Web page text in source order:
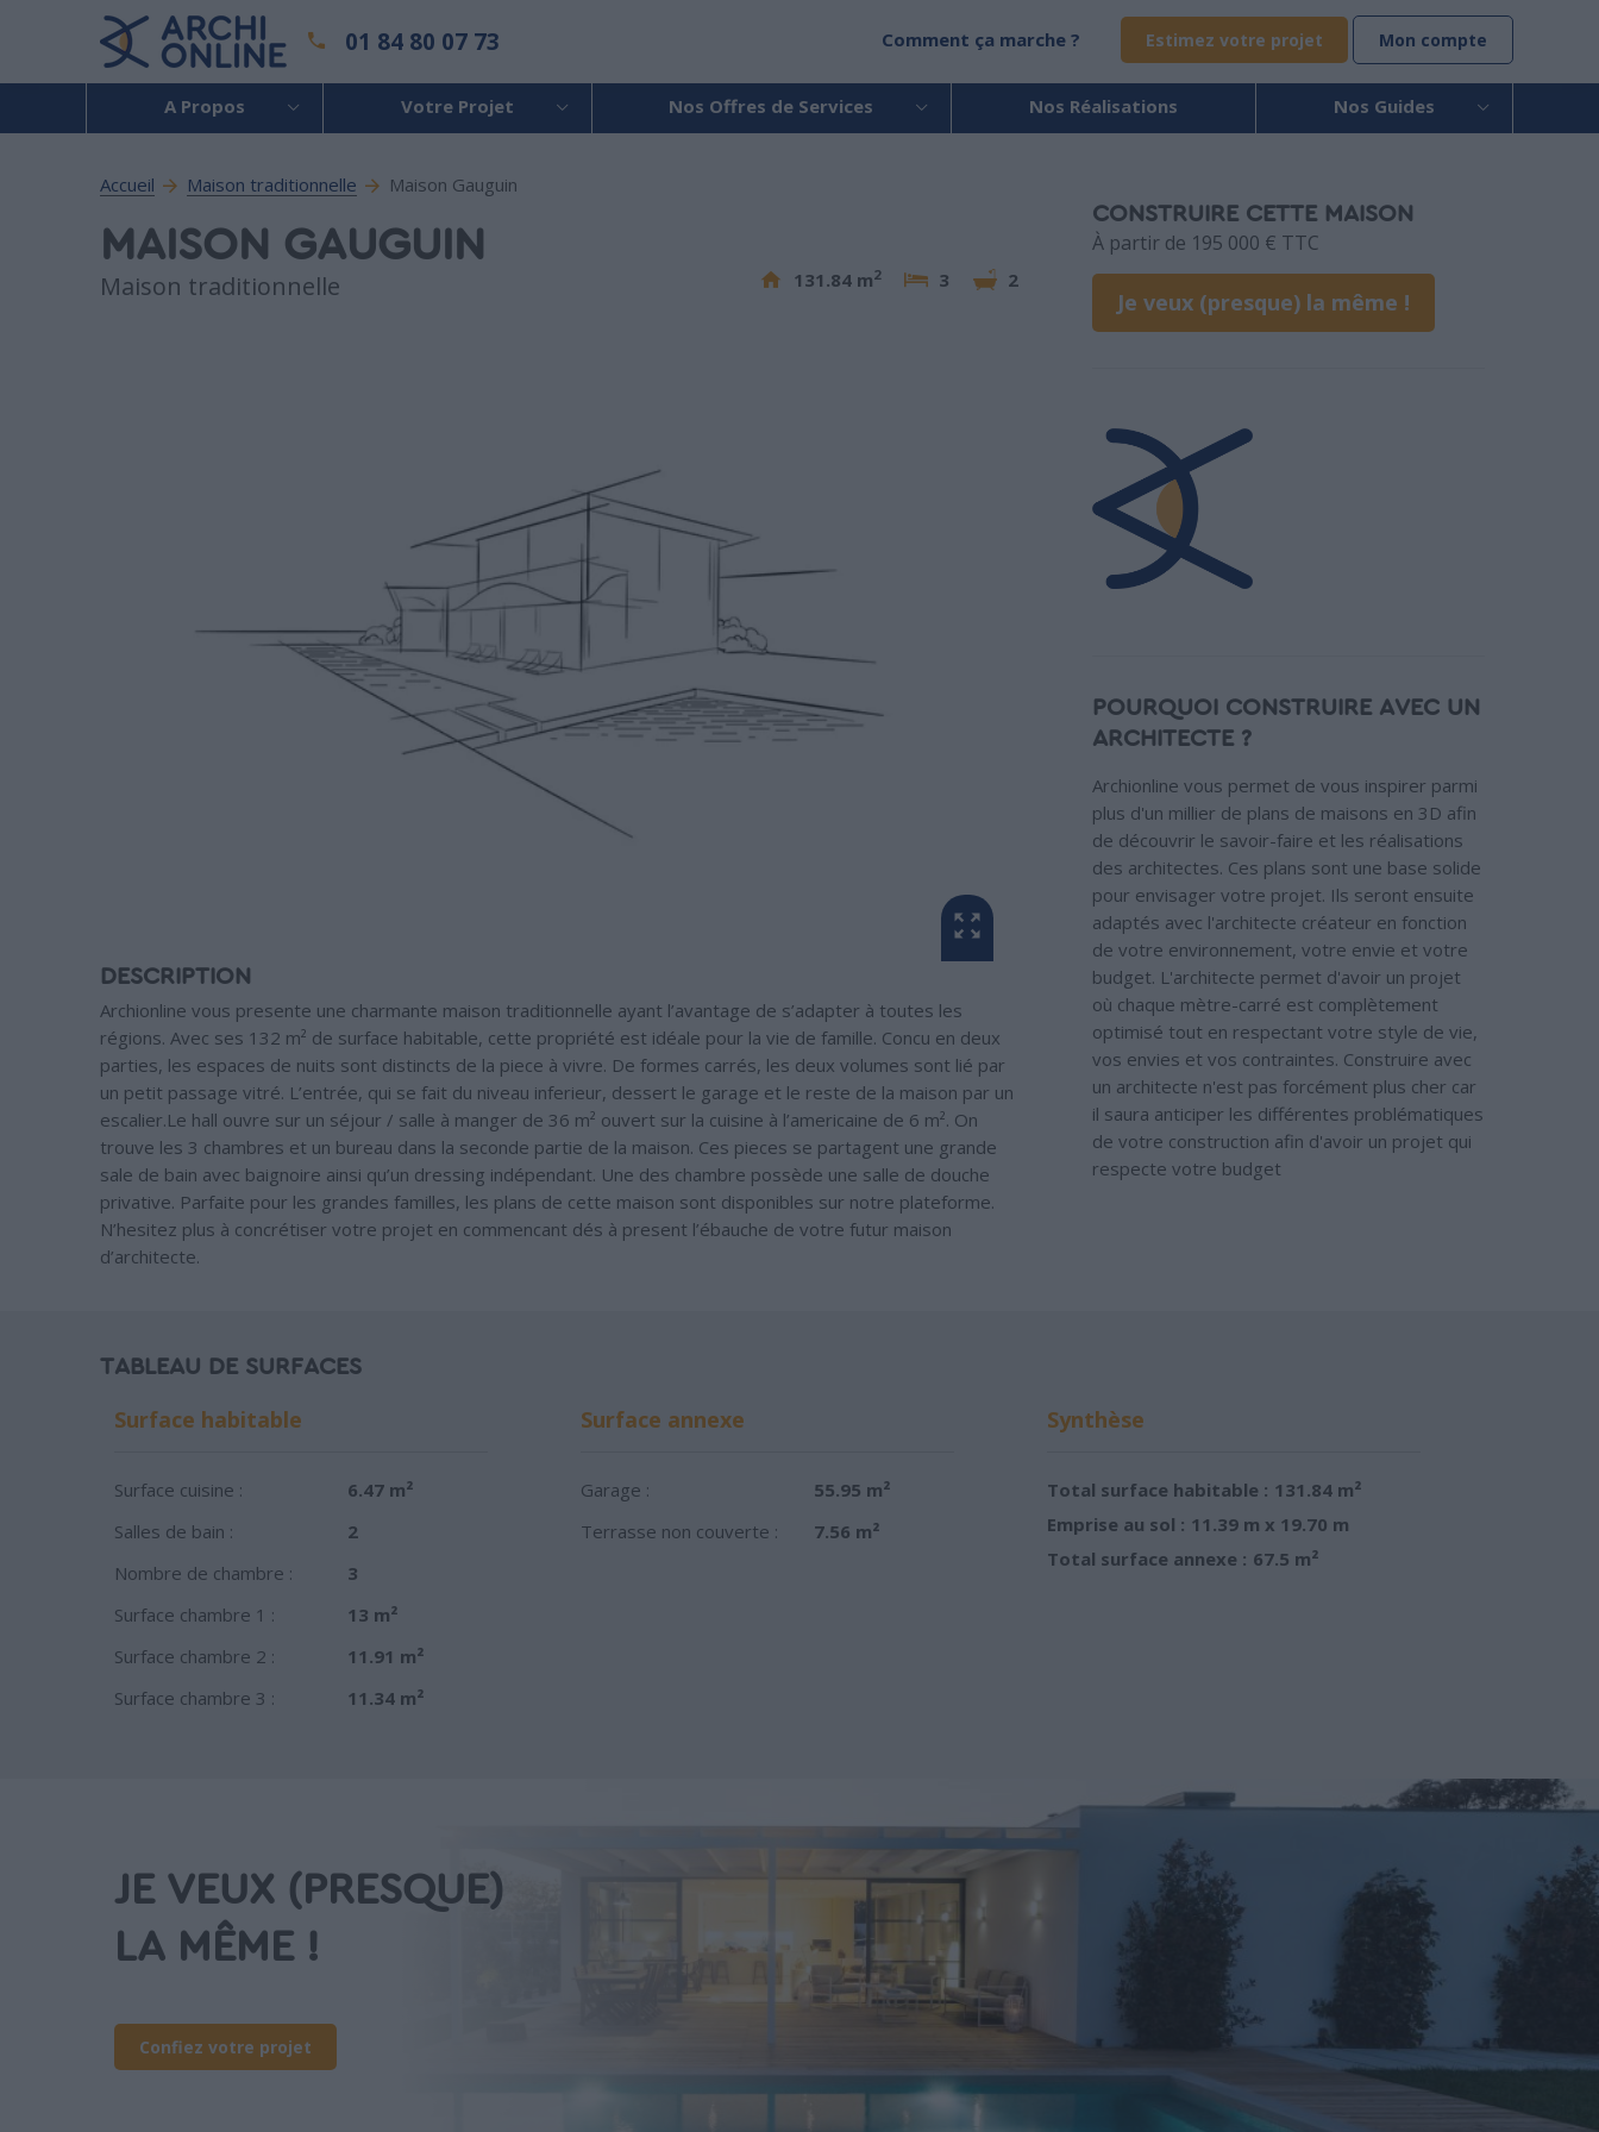
01 84 80 07 73 Comment ça marche ? Estimez votre projet Mon compte
A Propos Votre Projet Nos Offres de Services Nos Réalisations Nos Guides
Accueil Maison traditionnelle Maison Gauguin
MAISON GAUGUIN
Maison traditionnelle 131.84 m2 3 2
DESCRIPTION
Archionline vous presente une charmante maison traditionnelle ayant l’avantage de s’adapter à toutes les
régions. Avec ses 132 m² de surface habitable, cette propriété est idéale pour la vie de famille. Concu en deux
parties, les espaces de nuits sont distincts de la piece à vivre. De formes carrés, les deux volumes sont lié par
un petit passage vitré. L’entrée, qui se fait du niveau inferieur, dessert le garage et le reste de la maison par un
escalier.Le hall ouvre sur un séjour / salle à manger de 36 m² ouvert sur la cuisine à l’americaine de 6 m². On
trouve les 3 chambres et un bureau dans la seconde partie de la maison. Ces pieces se partagent une grande
sale de bain avec baignoire ainsi qu’un dressing indépendant. Une des chambre possède une salle de douche
privative. Parfaite pour les grandes familles, les plans de cette maison sont disponibles sur notre plateforme.
N’hesitez plus à concrétiser votre projet en commencant dés à present l’ébauche de votre futur maison
d’architecte.
CONSTRUIRE CETTE MAISON
À partir de 195 000 € TTC
Je veux (presque) la même !
POURQUOI CONSTRUIRE AVEC UN
ARCHITECTE ?
Archionline vous permet de vous inspirer parmi
plus d'un millier de plans de maisons en 3D afin
de découvrir le savoir-faire et les réalisations
des architectes. Ces plans sont une base solide
pour envisager votre projet. Ils seront ensuite
adaptés avec l'architecte créateur en fonction
de votre environnement, votre envie et votre
budget. L'architecte permet d'avoir un projet
où chaque mètre-carré est complètement
optimisé tout en respectant votre style de vie,
vos envies et vos contraintes. Construire avec
un architecte n'est pas forcément plus cher car
il saura anticiper les différentes problématiques
de votre construction afin d'avoir un projet qui
respecte votre budget
TABLEAU DE SURFACES
Surface habitable
Surface cuisine :
6.47 m²
Salles de bain :
2
Nombre de chambre :
3
Surface chambre 1 :
13 m²
Surface chambre 2 :
11.91 m²
Surface chambre 3 :
11.34 m²
Surface annexe
Garage :
55.95 m²
Terrasse non couverte :
7.56 m²
Synthèse
Total surface habitable : 131.84 m²
Emprise au sol : 11.39 m x 19.70 m
Total surface annexe : 67.5 m²
JE VEUX (PRESQUE)
LA MÊME !
Confiez votre projet